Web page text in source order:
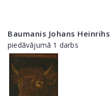
Baumanis Johans Heinrihs
piedāvājumā 1 darbs